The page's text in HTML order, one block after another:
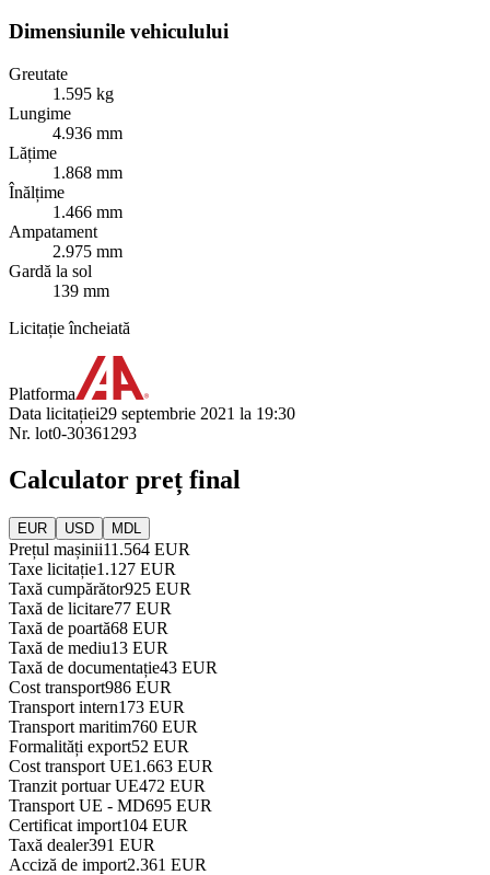
Dimensiunile vehiculului
Greutate
1.595 kg
Lungime
4.936 mm
Lățime
1.868 mm
Înălțime
1.466 mm
Ampatament
2.975 mm
Gardă la sol
139 mm
Licitație încheiată
Platforma
Data licitației29 septembrie 2021 la 19:30
Nr. lot0-30361293
Calculator preț final
EUR USD MDL
Prețul mașinii11.564 EUR
Taxe licitație1.127 EUR
Taxă cumpărător925 EUR
Taxă de licitare77 EUR
Taxă de poartă68 EUR
Taxă de mediu13 EUR
Taxă de documentație43 EUR
Cost transport986 EUR
Transport intern173 EUR
Transport maritim760 EUR
Formalități export52 EUR
Cost transport UE1.663 EUR
Tranzit portuar UE472 EUR
Transport UE - MD695 EUR
Certificat import104 EUR
Taxă dealer391 EUR
Acciză de import2.361 EUR